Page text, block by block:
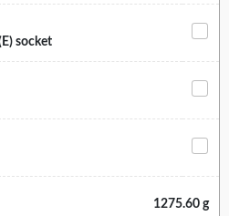
socket
1275.60 g